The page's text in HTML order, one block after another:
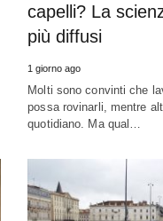
capelli? La
più diffusi
1 giorno ago
Molti sono convinti che
possa rovinarli, mentre
quotidiano. Ma qual…